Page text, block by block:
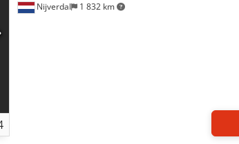
Nijverdal 1 832 km